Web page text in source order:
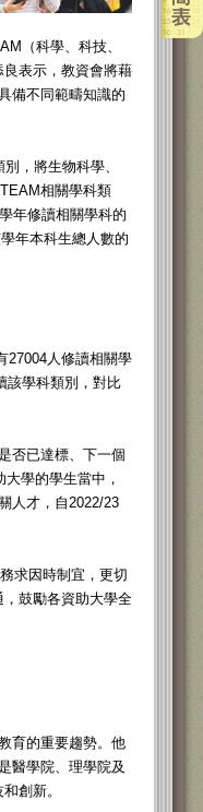
（科學、科技、
表示，教資會將藉
備不同範疇知識的
，將生物科學、
相關學科類
年修讀相關學科的
年本科生總人數的
27004人修讀相關學
該學科類別，對比
否已達標、下一個
學的學生當中，
人才，自2022/23
求因時制宜，更切
鼓勵各資助大學全
育的重要趨勢。他
醫學院、理學院及
創新。